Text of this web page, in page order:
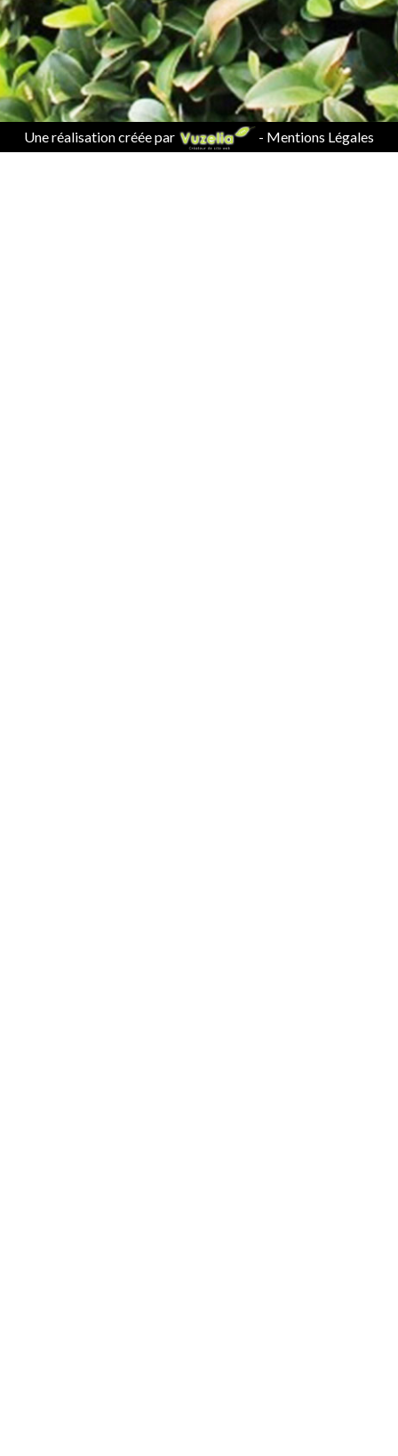
Une réalisation créée par - Mentions Légales